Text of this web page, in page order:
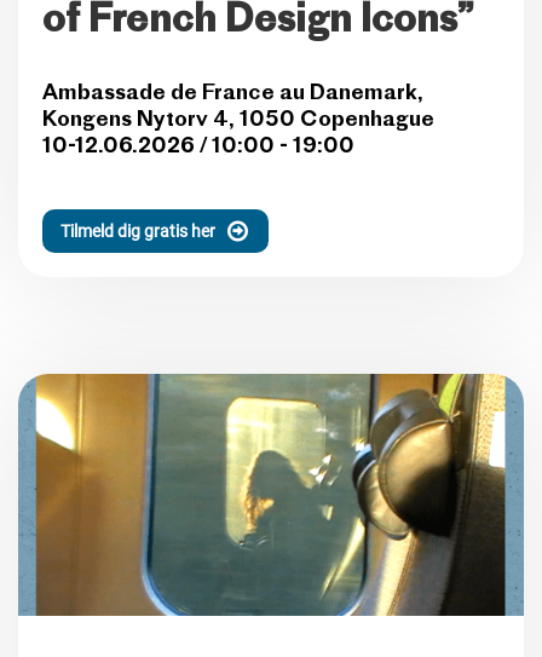
of French Design Icons”
Ambassade de France au Danemark,
Kongens Nytorv 4, 1050 Copenhague
10-12.06.2026 / 10:00 - 19:00
Tilmeld dig gratis her
EUROPÆISK PROGRAM